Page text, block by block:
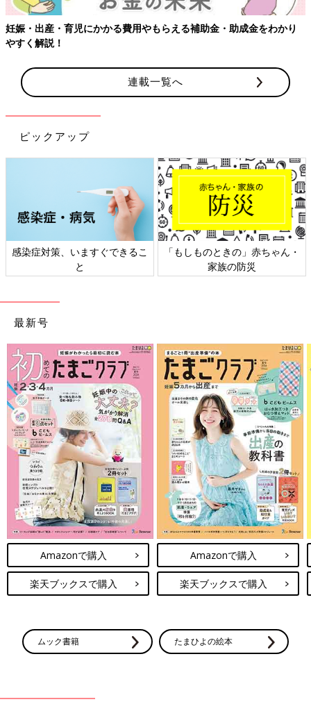
連載一覧へ
ピックアップ
・
日本外来小児科学会リーフレッ
ト検討会
六星占術 細木かおりさんの
相談
最新号
Amazonで購入
楽天ブックスで購入
Amazonで購入
楽天ブックスで購入
ムック書籍 たまひよの絵本